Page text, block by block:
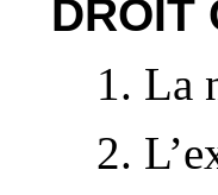
DROIT
1. La
2.